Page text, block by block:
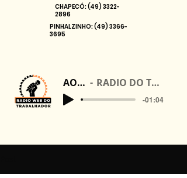
CHAPECÓ:(49) 3322-
2896
PINHALZINHO:(49) 3366-
3695
AO VIVO RADIO DO TRABALHADOR
-01:04